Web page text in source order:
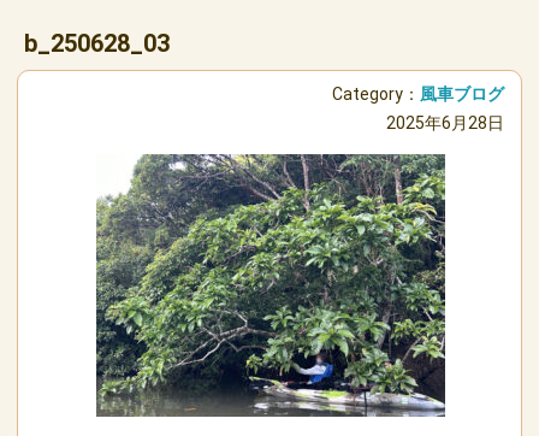
b_250628_03
Category： 風車ブログ
2025年6月28日